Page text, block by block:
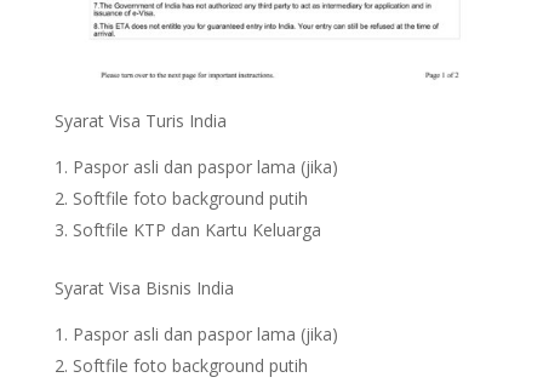
Syarat Visa Turis India
Paspor asli dan paspor lama (jika)
Softfile foto background putih
Softfile KTP dan Kartu Keluarga
Syarat Visa Bisnis India
Paspor asli dan paspor lama (jika)
Softfile foto background putih